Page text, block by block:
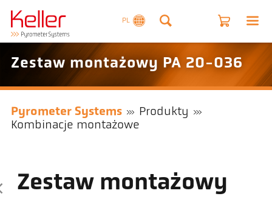
PL
Zestaw montażowy PA 20-036
Pyrometer Systems
Produkty
Kombinacje montażowe
Zestaw montażowy